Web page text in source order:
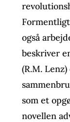
også
beskriver
(R.M.
som et
novellen